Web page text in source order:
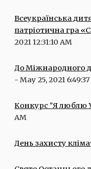
Всеукраїнська
патріотична гра
2021 12:31:10 AM
До Міжнародного
- May 25, 2021
Конкурс "Я люблю
AM
День захисту